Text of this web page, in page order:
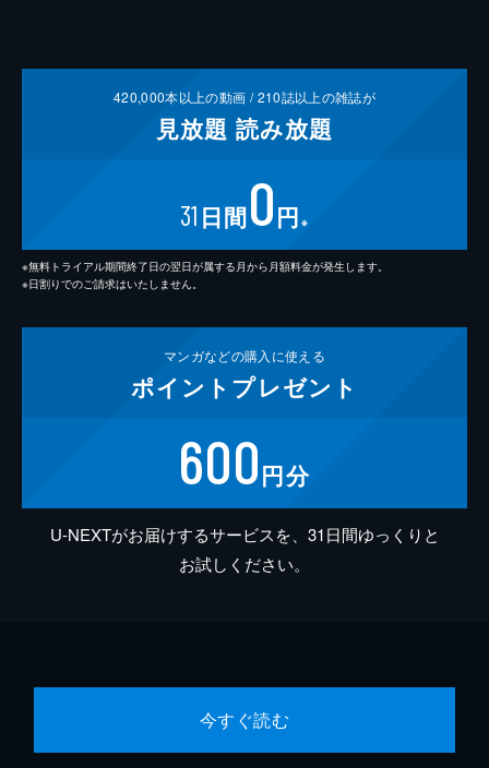
420,000本以上の動画 /210誌以上の雑誌が
見放題 読み放題
31 日間0円 ※
※無料トライアル期間終了日の翌日が属する月から月額料金が発生します。
※日割りでのご請求はいたしません。
マンガなどの購入に使える
ポイント プレゼント
600円分
U-NEXTがお届けするサービスを、31日間ゆっくりと
お試しください。
今すぐ読む